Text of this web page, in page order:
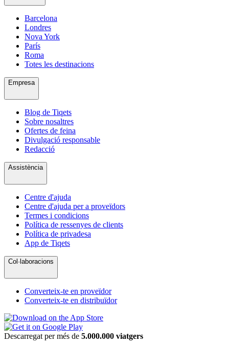
Barcelona
Londres
Nova York
París
Roma
Totes les destinacions
Empresa
Blog de Tiqets
Sobre nosaltres
Ofertes de feina
Divulgació responsable
Redacció
Assistència
Centre d'ajuda
Centre d'ajuda per a proveïdors
Termes i condicions
Política de ressenyes de clients
Política de privadesa
App de Tiqets
Col·laboracions
Converteix-te en proveïdor
Converteix-te en distribuïdor
Descarregat per més de 5.000.000 viatgers